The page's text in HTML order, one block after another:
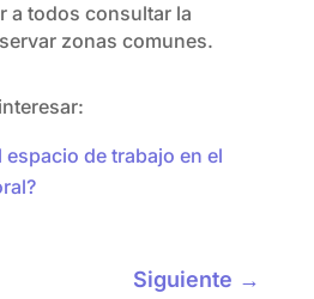
a todos consultar la
zonas comunes.
de trabajo en el
Siguiente →